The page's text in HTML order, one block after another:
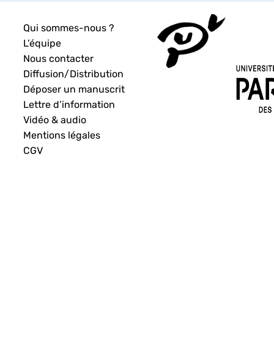
Qui sommes-nous ?
L’équipe
Nous contacter
Diffusion/Distribution
Déposer un manuscrit
Lettre d’information
Vidéo & audio
Mentions légales
CGV